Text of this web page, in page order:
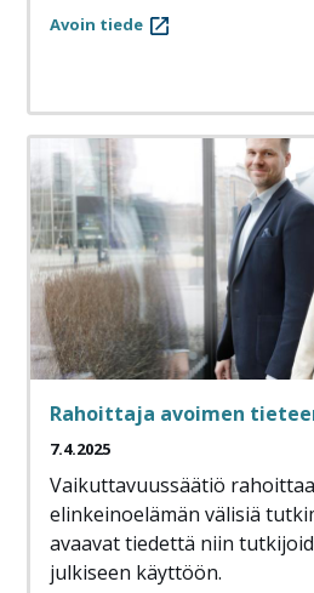
Avoin tiede
Rahoittaja avoimen
7.4.2025
Vaikuttavuussäätiö
elinkeinoelämän välisiä
avaavat tiedettä niin
julkiseen käyttöön.